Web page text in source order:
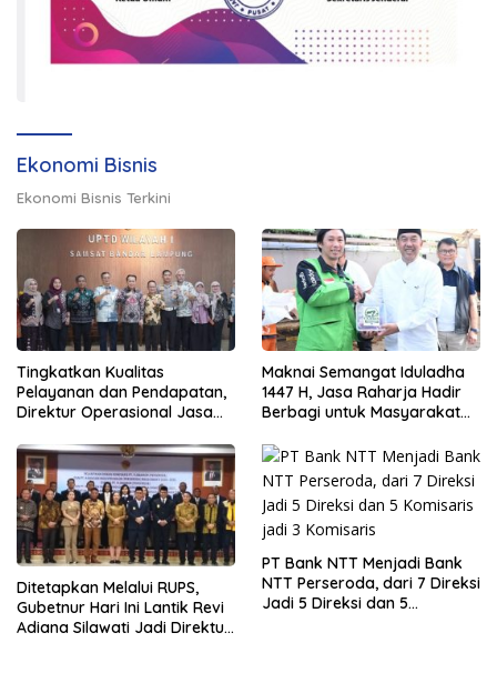
Ekonomi Bisnis
Ekonomi Bisnis Terkini
Tingkatkan Kualitas
Pelayanan dan Pendapatan,
Direktur Operasional Jasa
di Lampung dan Tinjau
Samsat Rajabasa
Maknai Semangat Iduladha
1447 H, Jasa Raharja Hadir
Berbagi untuk Masyarakat
Daging Kurban
Ditetapkan Melalui RUPS,
Gubetnur Hari Ini Lantik Revi
Adiana Silawati Jadi Direktur
PT Bank NTT Menjadi Bank
NTT Perseroda, dari 7 Direksi
Jadi 5 Direksi dan 5